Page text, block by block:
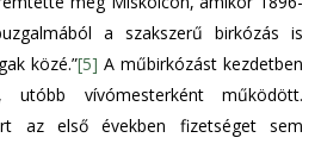
a szakszerű birkózás is
közé.”[5] A műbirkózást kezdetben
vívómesterként működött.
az első években fizetséget sem